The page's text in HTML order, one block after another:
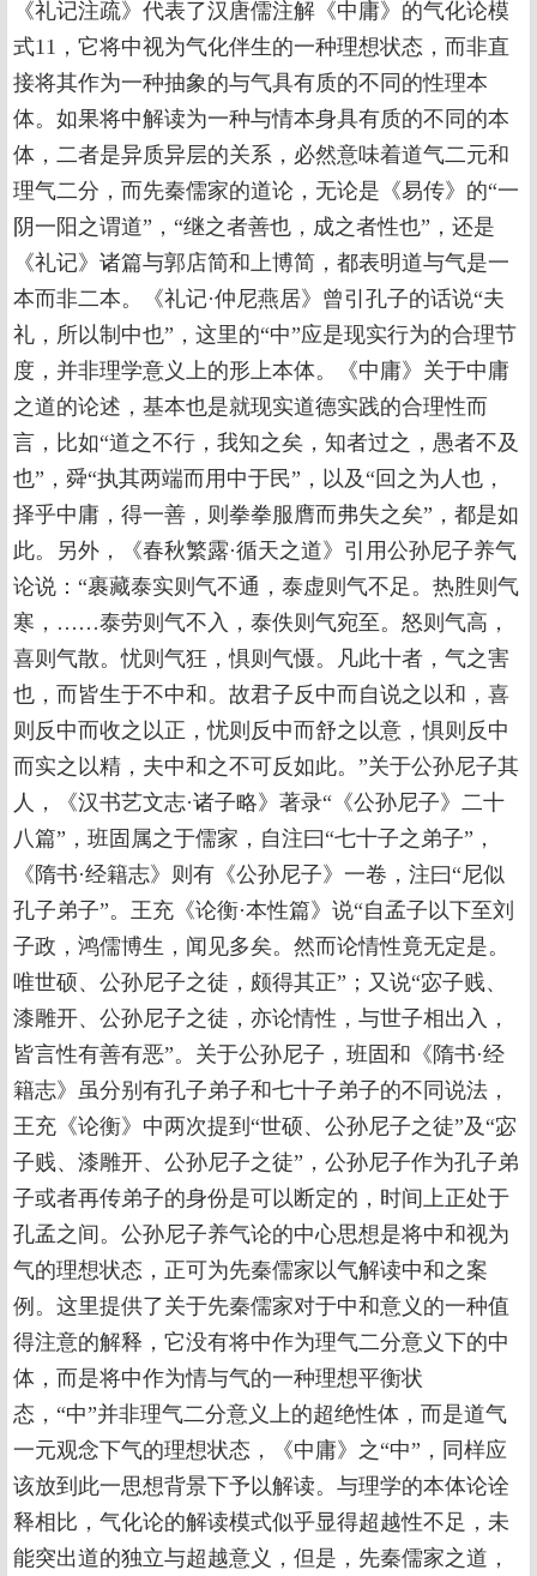
《礼记注疏》代表了汉唐儒注解《中庸》的气化论模
式11，它将中视为气化伴生的一种理想状态，而非直
接将其作为一种抽象的与气具有质的不同的性理本
体。如果将中解读为一种与情本身具有质的不同的本
体，二者是异质异层的关系，必然意味着道气二元和
理气二分，而先秦儒家的道论，无论是《易传》的“一
阴一阳之谓道”，“继之者善也，成之者性也”，还是
《礼记》诸篇与郭店简和上博简，都表明道与气是一
本而非二本。《礼记·仲尼燕居》曾引孔子的话说“夫
礼，所以制中也”，这里的“中”应是现实行为的合理节
度，并非理学意义上的形上本体。《中庸》关于中庸
之道的论述，基本也是就现实道德实践的合理性而
言，比如“道之不行，我知之矣，知者过之，愚者不及
也”，舜“执其两端而用中于民”，以及“回之为人也，
择乎中庸，得一善，则拳拳服膺而弗失之矣”，都是如
此。另外，《春秋繁露·循天之道》引用公孙尼子养气
论说：“裹藏泰实则气不通，泰虚则气不足。热胜则气
寒，……泰劳则气不入，泰佚则气宛至。怒则气高，
喜则气散。忧则气狂，惧则气慑。凡此十者，气之害
也，而皆生于不中和。故君子反中而自说之以和，喜
则反中而收之以正，忧则反中而舒之以意，惧则反中
而实之以精，夫中和之不可反如此。”关于公孙尼子其
人，《汉书艺文志·诸子略》著录“《公孙尼子》二十
八篇”，班固属之于儒家，自注曰“七十子之弟子”，
《隋书·经籍志》则有《公孙尼子》一卷，注曰“尼似
孔子弟子”。王充《论衡·本性篇》说“自孟子以下至刘
子政，鸿儒博生，闻见多矣。然而论情性竟无定是。
唯世硕、公孙尼子之徒，颇得其正”；又说“宓子贱、
漆雕开、公孙尼子之徒，亦论情性，与世子相出入，
皆言性有善有恶”。关于公孙尼子，班固和《隋书·经
籍志》虽分别有孔子弟子和七十子弟子的不同说法，
王充《论衡》中两次提到“世硕、公孙尼子之徒”及“宓
子贱、漆雕开、公孙尼子之徒”，公孙尼子作为孔子弟
子或者再传弟子的身份是可以断定的，时间上正处于
孔孟之间。公孙尼子养气论的中心思想是将中和视为
气的理想状态，正可为先秦儒家以气解读中和之案
例。这里提供了关于先秦儒家对于中和意义的一种值
得注意的解释，它没有将中作为理气二分意义下的中
体，而是将中作为情与气的一种理想平衡状
态，“中”并非理气二分意义上的超绝性体，而是道气
一元观念下气的理想状态，《中庸》之“中”，同样应
该放到此一思想背景下予以解读。与理学的本体论诠
释相比，气化论的解读模式似乎显得超越性不足，未
能突出道的独立与超越意义，但是，先秦儒家之道，